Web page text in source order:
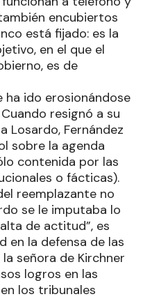
encubiertos
está fijado: es la
en el que el
es de
ha ido erosionándose
resignó a su
Losardo, Fernández
sobre la agenda
contenida por las
o fácticas).
reemplazante no
se le imputaba lo
de actitud”, es
en la defensa de las
señora de Kirchner
logros en las
los tribunales